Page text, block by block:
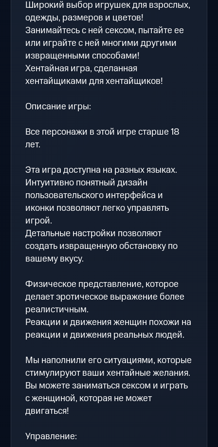
Широкий выбор игрушек для взрослых,
одежды, размеров и цветов!
Занимайтесь с ней сексом, пытайте ее
или играйте с ней многими другими
извращенными способами!
Хентайная игра, сделанная
хентайщиками для хентайщиков!
Описание игры:
Все персонажи в этой игре старше 18
лет.
Эта игра доступна на разных языках.
Интуитивно понятный дизайн
пользовательского интерфейса и
иконки позволяют легко управлять
игрой.
Детальные настройки позволяют
создать извращенную обстановку по
вашему вкусу.
Физическое представление, которое
делает эротическое выражение более
реалистичным.
Реакции и движения женщин похожи на
реакции и движения реальных людей.
Мы наполнили его ситуациями, которые
стимулируют ваши хентайные желания.
Вы можете заниматься сексом и играть
с женщиной, которая не может
двигаться!
Управление: